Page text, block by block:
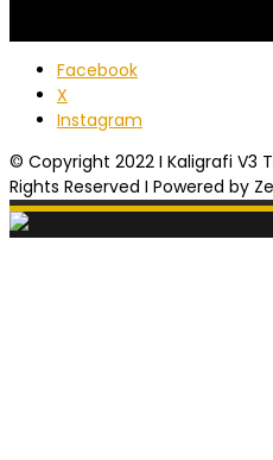
Facebook
X
Instagram
© Copyright 2022 I Kaligrafi V3
Rights Reserved I Powered by